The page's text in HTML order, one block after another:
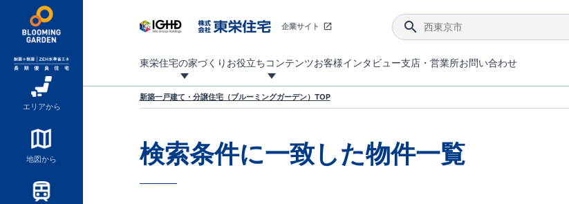
エリアから
地図から
企業サイト
東栄住宅の家づくり お役立ちコンテンツお客様インタビュー支店・営業所お問い合わせ
新築一戸建て・分譲住宅（ブルーミングガーデン）TOP
検索条件に一致した物件一覧